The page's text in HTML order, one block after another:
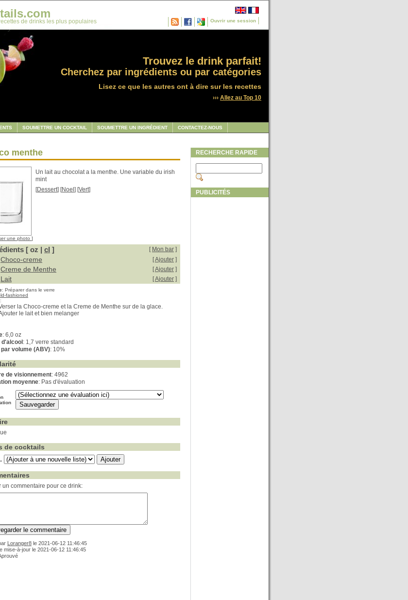
Ouvrir une session
de drinks les plus populaires
Trouvez le drink parfait!
Cherchez par ingrédients ou par catégories
Lisez ce que les autres ont à dire sur les recettes
››› Allez au Top 10
SOUMETTRE UN COCKTAIL SOUMETTRE UN INGRÉDIENT CONTACTEZ-NOUS
menthe
une photo ]
Un lait au chocolat a la menthe. Une variable du irish
mint
[Dessert] [Noel ] [Vert]
[ oz | cl ] [ Mon bar ]
Choco-creme [Ajouter ]
Creme de Menthe [Ajouter ]
Lait [Ajouter ]
: Préparer dans le verre
fashioned
:
la Choco-creme et la Creme de Menthe sur de la glace.
le lait et bien melanger
: 6,0 oz
: 1,7 verre standard
volume (ABV): 10%
de visionnement: 4962
moyenne: Pas d'évaluation
de cocktails
un commentaire pour ce drink:
Loranger8 le 2021-06-12 11:46:45
mise-à-jour le 2021-06-12 11:46:45
RECHERCHE RAPIDE
PUBLICITÉS